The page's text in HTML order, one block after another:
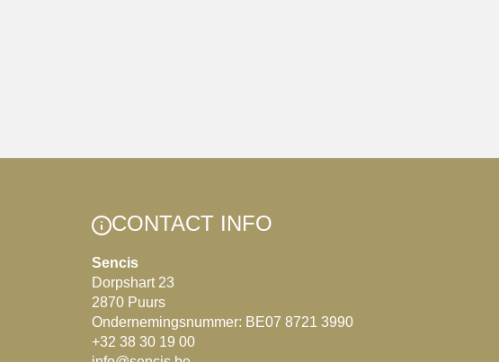
CONTACT INFO
Sencis
Dorpshart 23
2870 Puurs
Ondernemingsnummer: BE07 8721 3990
+32 38 30 19 00